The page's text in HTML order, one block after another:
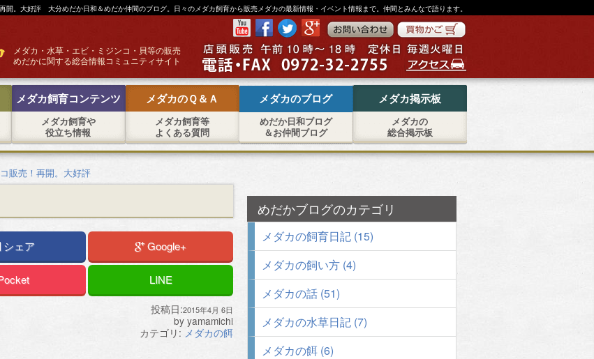
開。大好評 大分めだか日和＆めだか仲間のブログ。日々のメダカ飼育から販売メダカの最新情報・イベント情報まで。仲間とみんなで語ります。
メダカ・水草・エビ・ミジンコ・貝等の販売
めだかに関する総合情報コミュニティサイト
メダカ飼育コンテンツ
メダカ飼育や
役立ち情報
メダカのＱ＆Ａ
メダカ飼育等
よくある質問
メダカのブログ
めだか日和ブログ
＆お仲間ブログ
メダカ掲示板
メダカの
総合掲示板
販売！再開。大好評
シェア Google+
LINE
投稿日:2015年4月 6日
by yamamichi
カテゴリ: メダカの餌
めだかブログのカテゴリ
メダカの飼育日記 (15)
メダカの飼い方 (4)
メダカの話 (51)
メダカの水草日記 (7)
メダカの餌 (6)